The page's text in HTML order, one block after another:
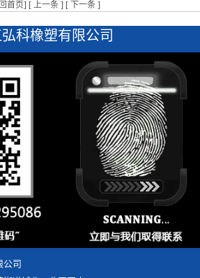
首页] [ 上一条 ] [ 下一条 ]
科橡塑有限公司
公司